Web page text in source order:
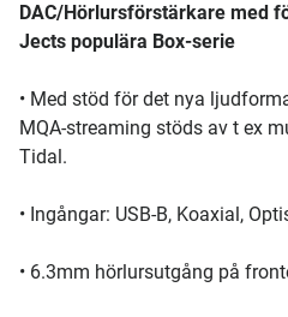
DAC/Hörlursförstärkare med
Jects populära Box-serie
• Med stöd för det nya
MQA-streaming stöds av t ex
Tidal.
• Ingångar: USB-B, Koaxial,
• 6.3mm hörlursutgång på